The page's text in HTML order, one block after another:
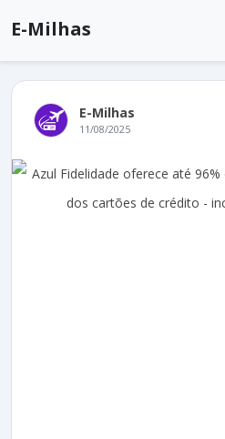
E-Milhas
E-Milhas
11/08/2025